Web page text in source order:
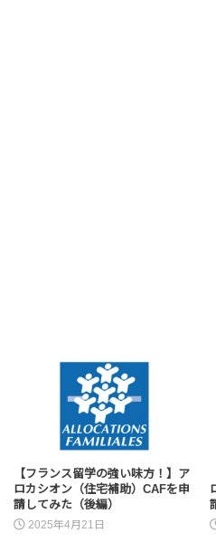
【フランス留学の強い味方！】ア
ロカシオン（住宅補助）CAFを申
請してみた（後編）
2025年4月21日